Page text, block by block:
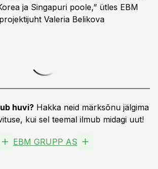
ja Singapuri poole,” ütles EBM
Valeria Belikova
huvi? Hakka neid märksõnu jälgima
kui sel teemal ilmub midagi uut!
EBM GRUPP AS